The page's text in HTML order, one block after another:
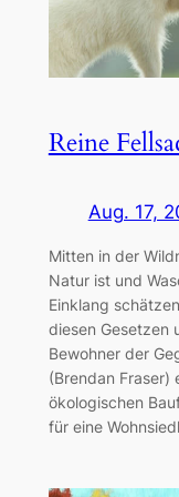
Reine
Aug. 17,
Mitten in der
Natur ist und
Einklang
diesen Gesetzen
Bewohner der
(Brendan Fraser)
ökologischen
für eine